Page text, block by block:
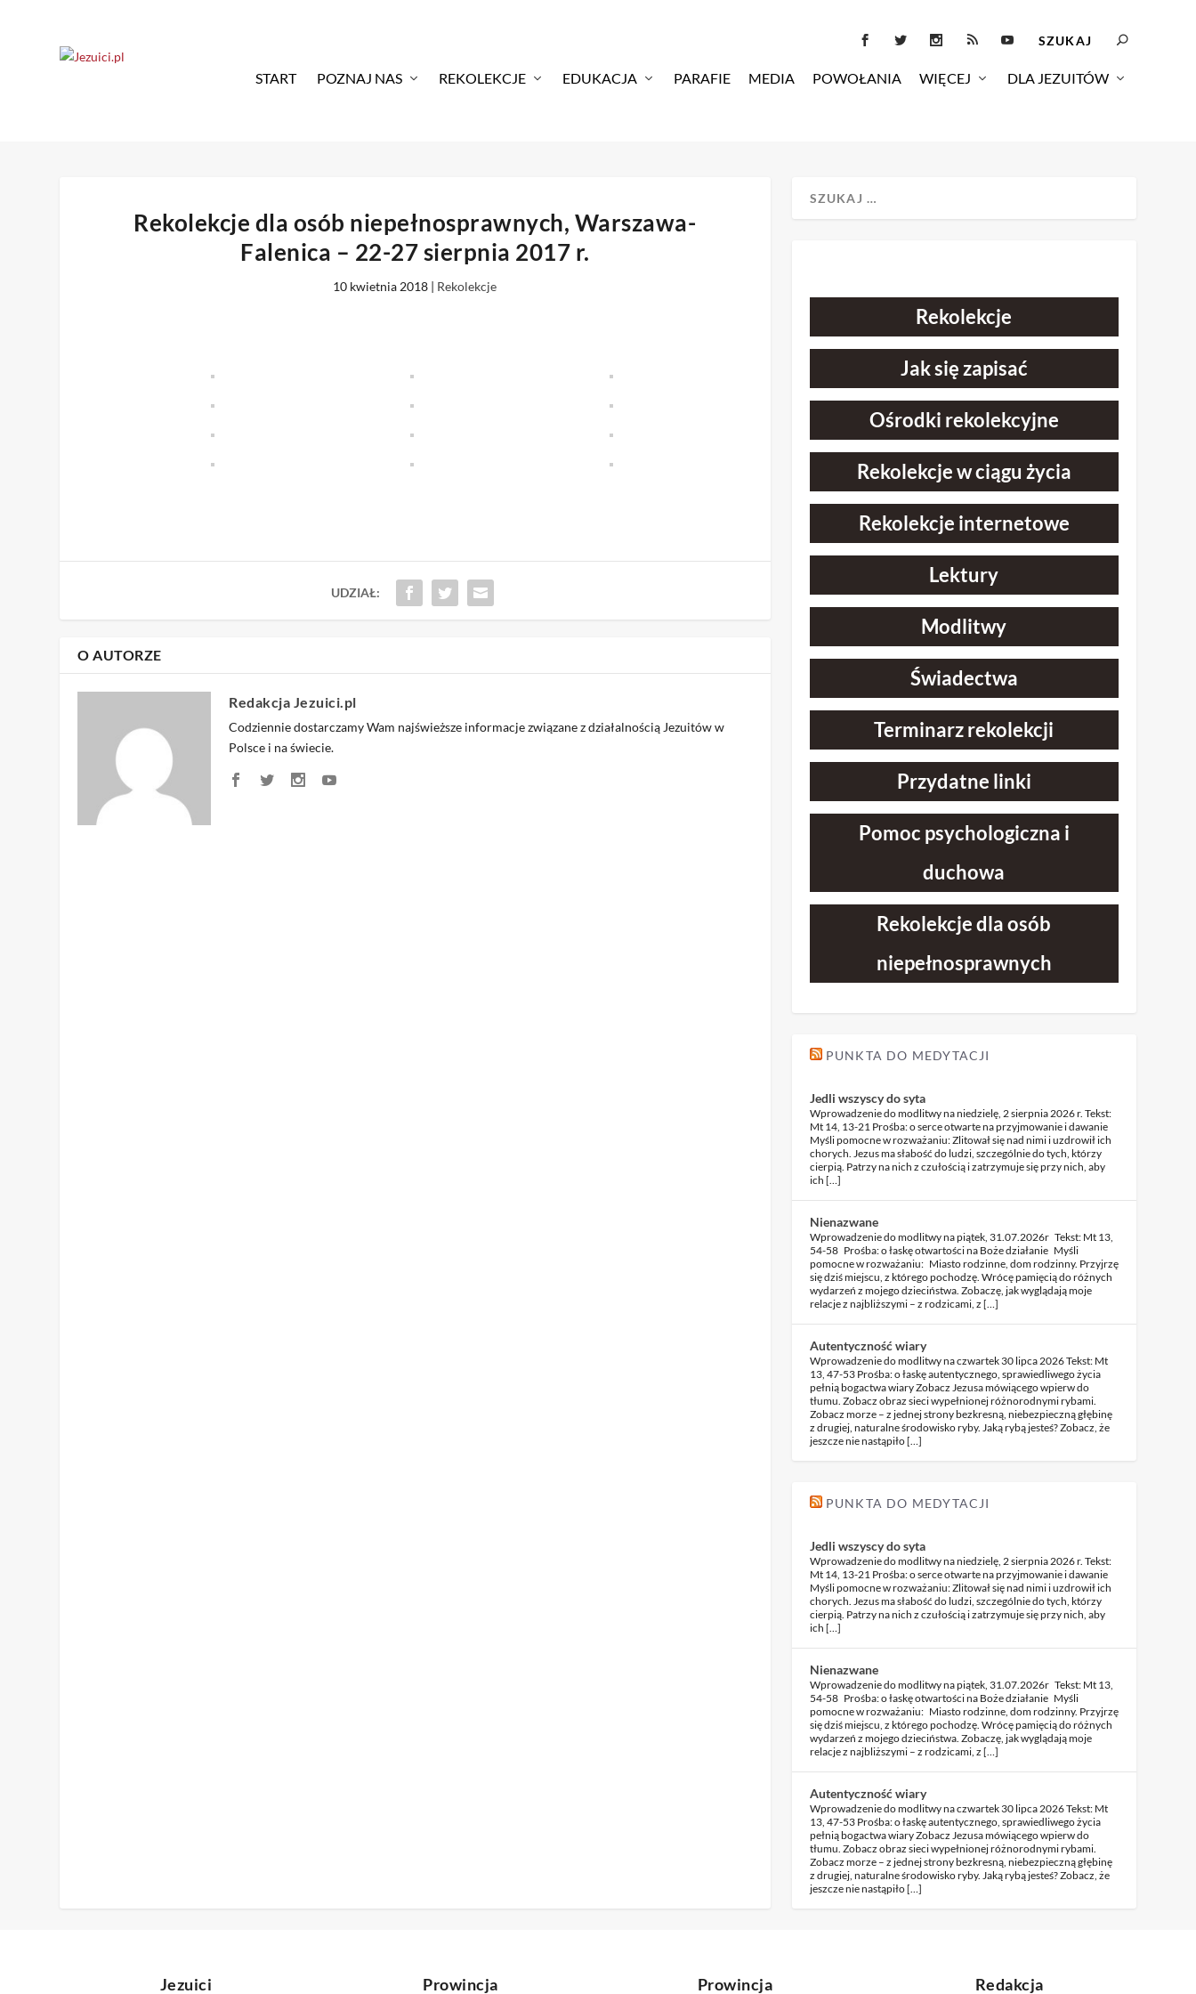
START POZNAJ NAS REKOLEKCJE EDUKACJA PARAFIE MEDIA POWOŁANIA WIĘCEJ DLA JEZUITÓW
Rekolekcje dla osób niepełnosprawnych, Warszawa-
Falenica – 22-27 sierpnia 2017 r.
10 kwietnia 2018 | Rekolekcje
UDZIAŁ:
O AUTORZE
Redakcja Jezuici.pl
Codziennie dostarczamy Wam najświeższe informacje związane z działalnością Jezuitów w
Polsce i na świecie.
Rekolekcje
Jak się zapisać
Ośrodki rekolekcyjne
Rekolekcje w ciągu życia
Rekolekcje internetowe
Lektury
Modlitwy
Świadectwa
Terminarz rekolekcji
Przydatne linki
Pomoc psychologiczna i
duchowa
Rekolekcje dla osób
niepełnosprawnych
PUNKTA DO MEDYTACJI
Jedli wszyscy do syta
Wprowadzenie do modlitwy na niedzielę, 2 sierpnia 2026 r. Tekst:
Mt 14, 13-21 Prośba: o serce otwarte na przyjmowanie i dawanie
Myśli pomocne w rozważaniu: Zlitował się nad nimi i uzdrowił ich
chorych. Jezus ma słabość do ludzi, szczególnie do tych, którzy
cierpią. Patrzy na nich z czułością i zatrzymuje się przy nich, aby
ich […]
Nienazwane
Wprowadzenie do modlitwy na piątek, 31.07.2026r Tekst: Mt 13,
54-58 Prośba: o łaskę otwartości na Boże działanie Myśli
pomocne w rozważaniu: Miasto rodzinne, dom rodzinny. Przyjrzę
się dziś miejscu, z którego pochodzę. Wrócę pamięcią do różnych
wydarzeń z mojego dzieciństwa. Zobaczę, jak wyglądają moje
relacje z najbliższymi – z rodzicami, z […]
Autentyczność wiary
Wprowadzenie do modlitwy na czwartek 30 lipca 2026 Tekst: Mt
13, 47-53 Prośba: o łaskę autentycznego, sprawiedliwego życia
pełnią bogactwa wiary Zobacz Jezusa mówiącego wpierw do
tłumu. Zobacz obraz sieci wypełnionej różnorodnymi rybami.
Zobacz morze – z jednej strony bezkresną, niebezpieczną głębinę
z drugiej, naturalne środowisko ryby. Jaką rybą jesteś? Zobacz, że
jeszcze nie nastąpiło […]
PUNKTA DO MEDYTACJI
Jedli wszyscy do syta
Wprowadzenie do modlitwy na niedzielę, 2 sierpnia 2026 r. Tekst:
Mt 14, 13-21 Prośba: o serce otwarte na przyjmowanie i dawanie
Myśli pomocne w rozważaniu: Zlitował się nad nimi i uzdrowił ich
chorych. Jezus ma słabość do ludzi, szczególnie do tych, którzy
cierpią. Patrzy na nich z czułością i zatrzymuje się przy nich, aby
ich […]
Nienazwane
Wprowadzenie do modlitwy na piątek, 31.07.2026r Tekst: Mt 13,
54-58 Prośba: o łaskę otwartości na Boże działanie Myśli
pomocne w rozważaniu: Miasto rodzinne, dom rodzinny. Przyjrzę
się dziś miejscu, z którego pochodzę. Wrócę pamięcią do różnych
wydarzeń z mojego dzieciństwa. Zobaczę, jak wyglądają moje
relacje z najbliższymi – z rodzicami, z […]
Autentyczność wiary
Wprowadzenie do modlitwy na czwartek 30 lipca 2026 Tekst: Mt
13, 47-53 Prośba: o łaskę autentycznego, sprawiedliwego życia
pełnią bogactwa wiary Zobacz Jezusa mówiącego wpierw do
tłumu. Zobacz obraz sieci wypełnionej różnorodnymi rybami.
Zobacz morze – z jednej strony bezkresną, niebezpieczną głębinę
z drugiej, naturalne środowisko ryby. Jaką rybą jesteś? Zobacz, że
jeszcze nie nastąpiło […]
Jezuici Prowincja Prowincja Redakcja